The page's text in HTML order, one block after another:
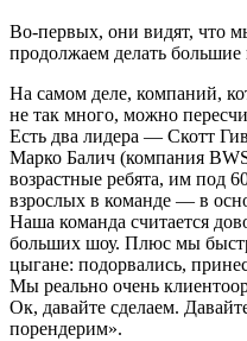
Во-первых, они видят, что
продолжаем делать большие
На самом деле, компаний,
не так много, можно
Есть два лидера — Скотт
Марко Балич (компания
возрастные ребята, им под
взрослых в команде — в
Наша команда считается
больших шоу. Плюс мы
цыгане: подорвались,
Мы реально очень
Ок, давайте сделаем.
порендерим».